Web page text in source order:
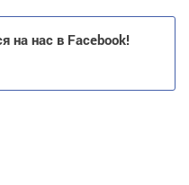
на нас в Facebook!